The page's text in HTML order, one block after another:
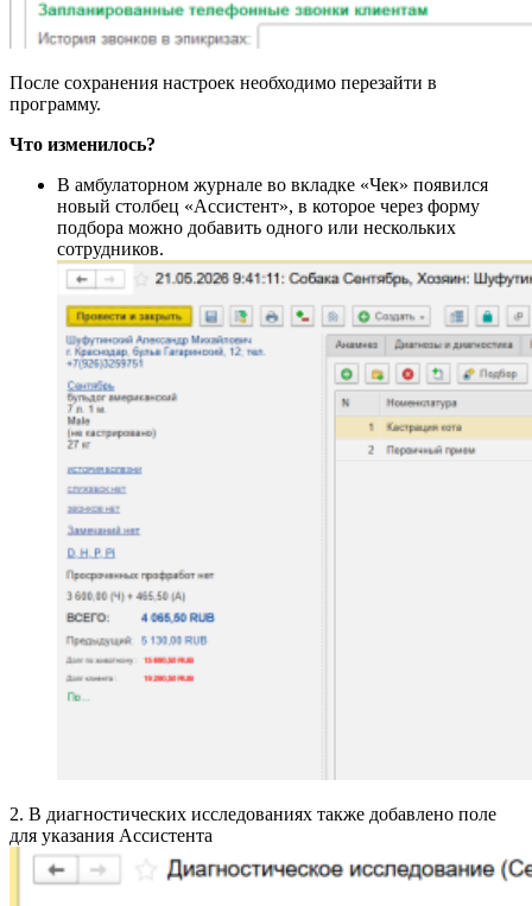
После сохранения настроек необходимо перезайти в
программу.
Что изменилось?
В амбулаторном журнале во вкладке «Чек» появился
новый столбец «Ассистент», в которое через форму
подбора можно добавить одного или нескольких
сотрудников.
2. В диагностических исследованиях также добавлено поле
для указания Ассистента